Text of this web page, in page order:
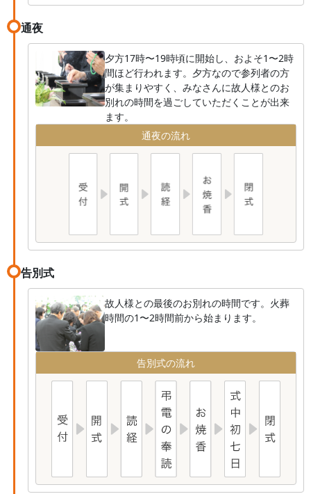
通夜
夕方17時〜19時頃に開始し、およそ1〜2時
間ほど行われます。夕方なので参列者の方
が集まりやすく、みなさんに故人様とのお
別れの時間を過ごしていただくことが出来
ます。
通夜の流れ
告別式
故人様との最後のお別れの時間です。火葬
時間の1〜2時間前から始まります。
告別式の流れ